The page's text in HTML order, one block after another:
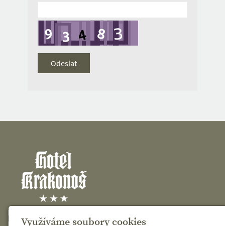
KRAKONOŠ spol. s r.o.
Křižíkova 486
Využíváme soubory cookies